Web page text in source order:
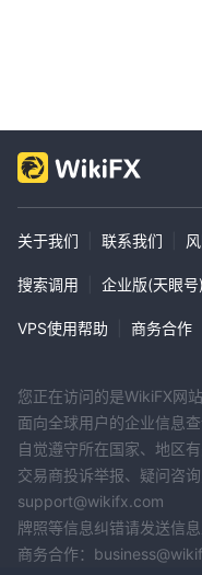
关于我们 联系我们
搜索调用 企业版(天眼号)
VPS使用帮助 商务合作
您正在访问的是WikiFX网
面向全球用户的企业信息
自觉遵守所在国家、地区有
交易商投诉举报、疑问咨
support@wikifx.com
牌照等信息纠错请发送信
商务合作：